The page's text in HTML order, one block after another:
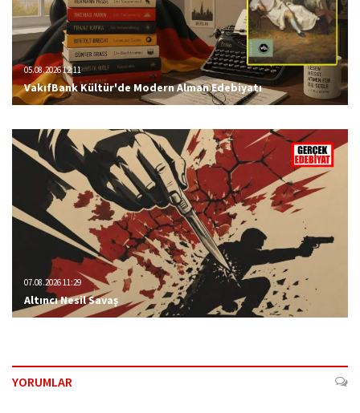
05.08.2026 12:11
VakıfBank Kültür'de Modern Alman Edebiyatı
07.08.2026 11:29
Altıncı Nesil Savaş
YORUMLAR